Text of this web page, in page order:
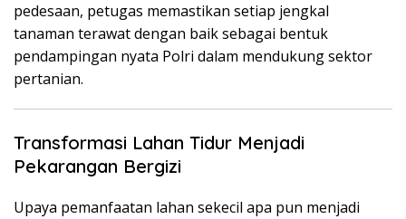
pedesaan, petugas memastikan setiap jengkal
tanaman terawat dengan baik sebagai bentuk
pendampingan nyata Polri dalam mendukung sektor
pertanian.
Transformasi Lahan Tidur Menjadi
Pekarangan Bergizi
Upaya pemanfaatan lahan sekecil apa pun menjadi